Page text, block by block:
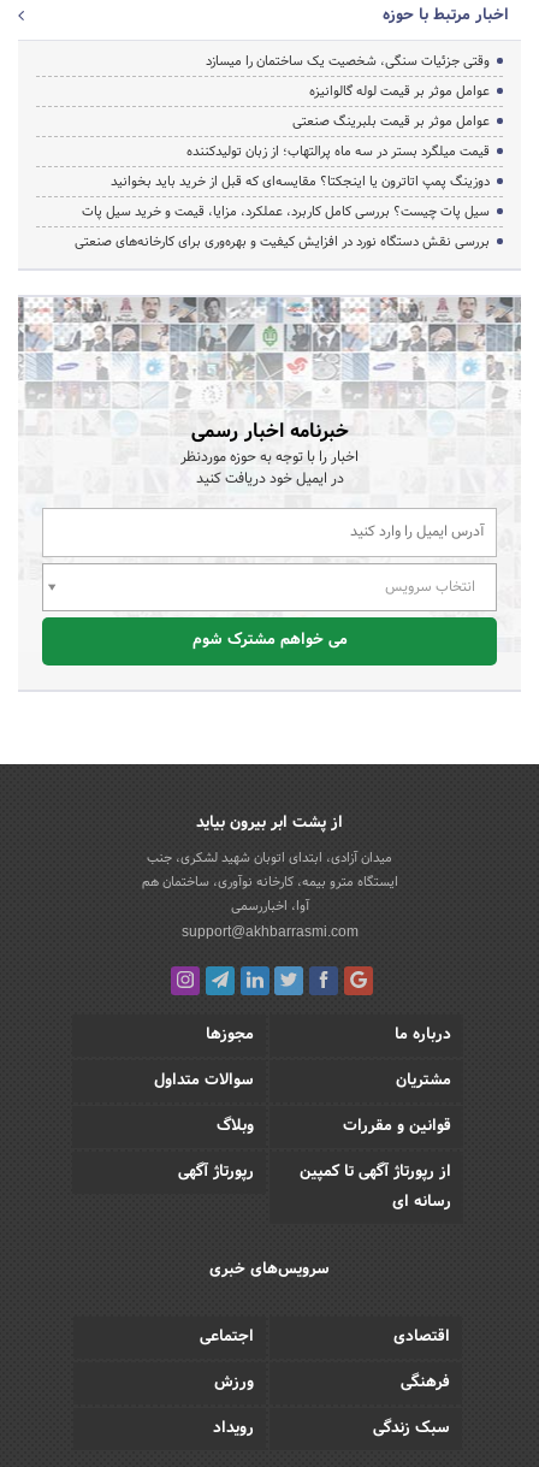
اخبار مرتبط با حوزه
وقتی جزئیات سنگی، شخصیت یک ساختمان را میسازد
عوامل موثر بر قیمت لوله گالوانیزه
عوامل موثر بر قیمت بلبرینگ صنعتی
قیمت میلگرد بستر در سه ماه پرالتهاب؛ از زبان تولیدکننده
دوزینگ پمپ اتاترون یا اینجکتا؟ مقایسه‌ای که قبل از خرید باید بخوانید
سیل پات چیست؟ بررسی کامل کاربرد، عملکرد، مزایا، قیمت و خرید سیل پات
بررسی نقش دستگاه نورد در افزایش کیفیت و بهره‌وری برای کارخانه‌های صنعتی
خبرنامه اخبار رسمی
اخبار را با توجه به حوزه موردنظر
در ایمیل خود دریافت کنید
انتخاب سرویس
می خواهم مشترک شوم
از پشت ابر بیرون بیاید
میدان آزادی، ابتدای اتوبان شهید لشکری، جنب
ایستگاه مترو بیمه، کارخانه نوآوری، ساختمان هم
آوا، اخباررسمی
support@akhbarrasmi.com
درباره ما
مجوزها
مشتریان
سوالات متداول
قوانین و مقررات
وبلاگ
از رپورتاژ آگهی تا کمپین
رسانه ای
رپورتاژ آگهی
سرویس‌های خبری
اقتصادی
اجتماعی
فرهنگی
ورزش
سبک زندگی
رویداد